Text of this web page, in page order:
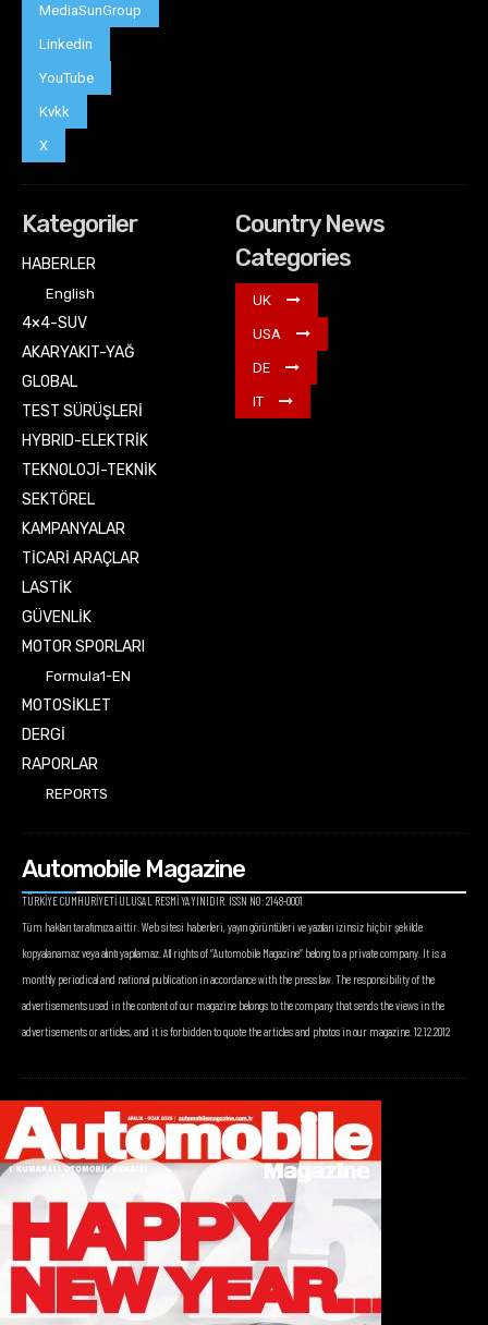
MediaSunGroup
Linkedin
YouTube
Kvkk
X
Kategoriler
HABERLER
English
4×4-SUV
AKARYAKIT-YAĞ
GLOBAL
TEST SÜRÜŞLERİ
HYBRID-ELEKTRİK
TEKNOLOJİ-TEKNİK
SEKTÖREL
KAMPANYALAR
TİCARİ ARAÇLAR
LASTİK
GÜVENLİK
MOTOR SPORLARI
Formula1-EN
MOTOSİKLET
DERGİ
RAPORLAR
REPORTS
Country News
Categories
UK
USA
DE
IT
Automobile Magazine
TÜRKİYE CUMHURİYETİ ULUSAL RESMİ YAYINIDIR. ISSN NO: 2148-0001
Tüm hakları tarafımıza aittir. Web sitesi haberleri, yayın görüntüleri ve yazıları izinsiz hiçbir şekilde
kopyalanamaz veya alıntı yapılamaz. All rights of “Automobile Magazine” belong to a private company. It is a
monthly periodical and national publication in accordance with the press law. The responsibility of the
advertisements used in the content of our magazine belongs to the company that sends the views in the
advertisements or articles, and it is forbidden to quote the articles and photos in our magazine. 12.12.2012